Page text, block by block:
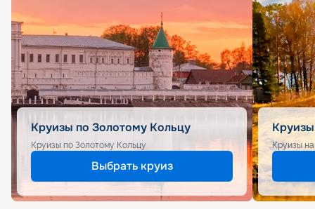
Круизы по Золотому Кольцу
Круизы по Золотому Кольцу
Выбрать круиз
Круизы